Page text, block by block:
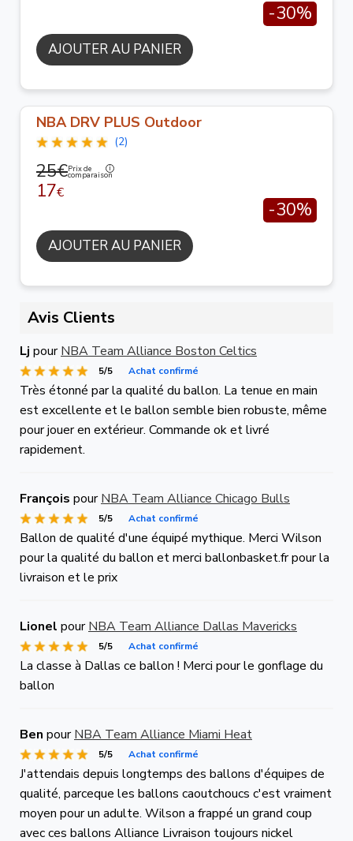
-30%
AJOUTER AU PANIER
NBA DRV PLUS Outdoor
(2)
25€Prix de
comparaison
17€
-30%
AJOUTER AU PANIER
Avis Clients
Lj pourNBA Team Alliance Boston Celtics
5/5 Achat confirmé
Très étonné par la qualité du ballon. La tenue en main
est excellente et le ballon semble bien robuste, même
pour jouer en extérieur. Commande ok et livré
rapidement.
François pourNBA Team Alliance Chicago Bulls
5/5 Achat confirmé
Ballon de qualité d'une équipé mythique. Merci Wilson
pour la qualité du ballon et merci ballonbasket.fr pour la
livraison et le prix
Lionel pourNBA Team Alliance Dallas Mavericks
5/5 Achat confirmé
La classe à Dallas ce ballon ! Merci pour le gonflage du
ballon
Ben pourNBA Team Alliance Miami Heat
5/5 Achat confirmé
J'attendais depuis longtemps des ballons d'équipes de
qualité, parceque les ballons caoutchoucs c'est vraiment
moyen pour un adulte. Wilson a frappé un grand coup
avec ces ballons Alliance Livraison toujours nickel